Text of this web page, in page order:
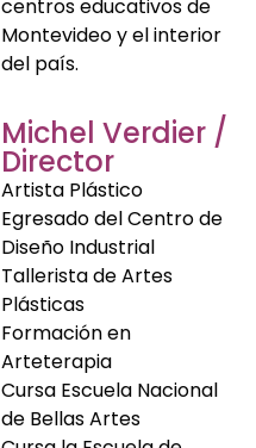
centros educativos de
Montevideo y el interior
del país.
Michel Verdier /
Director
Artista Plástico
Egresado del Centro de
Diseño Industrial
Tallerista de Artes
Plásticas
Formación en
Arteterapia
Cursa Escuela Nacional
de Bellas Artes